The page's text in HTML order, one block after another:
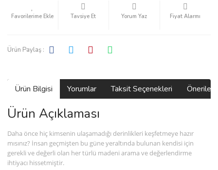
Tavsiye Et Yorum Yaz Fiyat Alarmı
Ürün Paylaş :
Ürün Bilgisi Yorumlar Taksit Seçenekleri
Ürün Açıklaması
Daha önce hiç kimsenin ulaşamadığı derinlikleri keşfetmeye hazır
mısınız? İnsan geçmişten bu güne yeraltında bulunan kendisi için
gerekli ve değerli olan her türlü madeni arama ve değerlendirme
ihtiyacı hissetmiştir.